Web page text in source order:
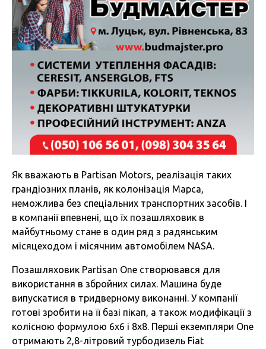
Як вважають в Partisan Motors, реалізація таких
грандіозних планів, як колонізація Марса,
неможлива без спеціальних транспортних засобів. І
в компанії впевнені, що їх позашляховик в
майбутньому стане в один ряд з радянським
місяцеходом і місячним автомобілем NASA.
Позашляховик Partisan One створювався для
використання в збройних силах. Машина буде
випускатися в тридверному виконанні. У компанії
готові зробити на її базі пікап, а також модифікації з
колісною формулою 6x6 і 8x8. Перші екземпляри One
отримають 2,8-літровий турбодизель Fiat